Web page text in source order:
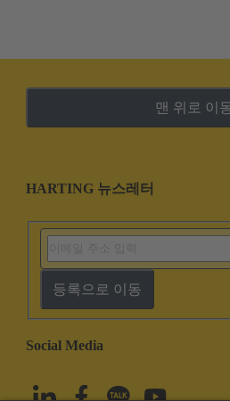
맨 위로 이
HARTING 뉴스레터
등록으로 이동
Social Media